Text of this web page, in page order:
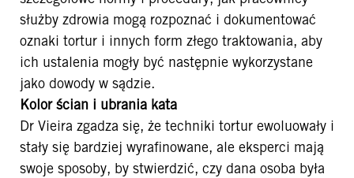
służby zdrowia mogą rozpoznać i dokumentować
oznaki tortur i innych form złego traktowania, aby
ich ustalenia mogły być następnie wykorzystane
jako dowody w sądzie.
Kolor ścian i ubrania kata
Dr Vieira zgadza się, że techniki tortur ewoluowały i
stały się bardziej wyrafinowane, ale eksperci mają
swoje sposoby, by stwierdzić, czy dana osoba była